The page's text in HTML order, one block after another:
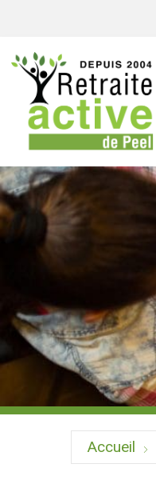
Accueil